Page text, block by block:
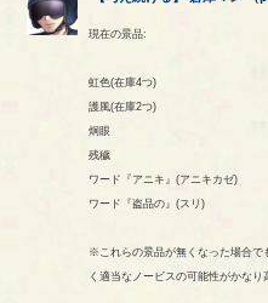
現在の景品:
虹色(在庫4つ)
護風(在庫2つ)
炯眼
残穢
ワード『アニキ』(アニキカゼ)
ワード『盗品の』(スリ)
※これらの景品が無くなった場合で
く適当なノービスの可能性がかなり